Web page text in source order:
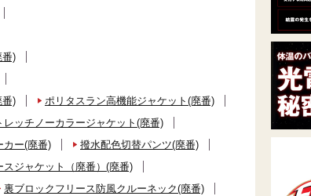
番)
番)
ポリタスラン高機能ジャケット(廃番)
レッチノーカラージャケット(廃番)
カー(廃番)
撥水配色切替パンツ(廃番)
スジャケット（廃番）(廃番)
裏ブロックフリース防風クルーネック(廃番)